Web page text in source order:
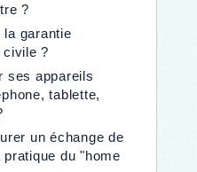
?
garantie
civile ?
ses appareils
tablette,
un échange de
du "home